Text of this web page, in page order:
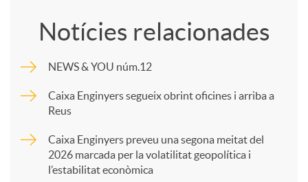
m
p
a
Notícies relacionades
NEWS & YOU núm.12
Caixa Enginyers segueix obrint oficines i arriba a
Reus
Caixa Enginyers preveu una segona meitat del
2026 marcada per la volatilitat geopolítica i
l’estabilitat econòmica